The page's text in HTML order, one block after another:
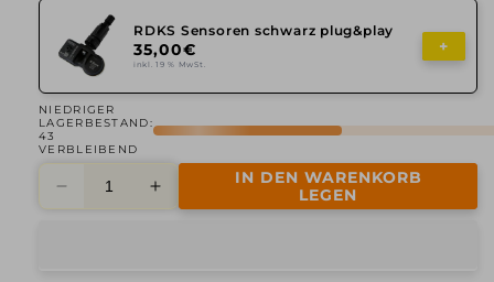
RDKS Sensoren schwarz plug&play
35,00€
inkl. 19 % MwSt.
+
NIEDRIGER
LAGERBESTAND:
43
VERBLEIBEND
Verringere
Erhöhe
IN DEN WARENKORB
LEGEN